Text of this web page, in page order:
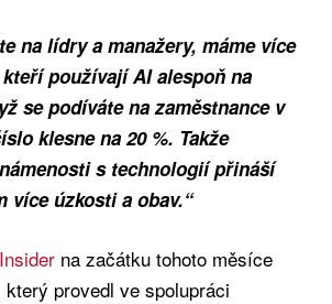
na lídry a manažery, máme více
používají AI alespoň na
se podíváte na zaměstnance v
klesne na 20 %. Takže
s technologií přináší
více úzkosti a obav.“
na začátku tohoto měsíce
provedl ve spolupráci